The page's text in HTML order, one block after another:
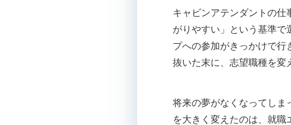
キャビンアテンダントの仕
がりやすい」という基準で
プへの参加がきっかけで行
抜いた末に、志望職種を変
将来の夢がなくなってしま
を大きく変えたのは、就職